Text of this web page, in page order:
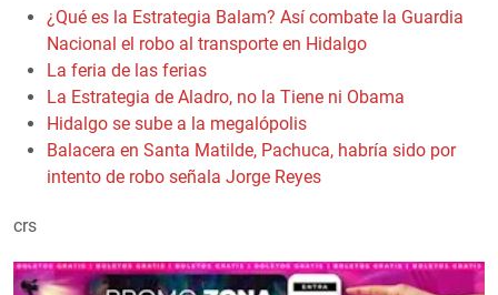
¿Qué es la Estrategia Balam? Así combate la Guardia
Nacional el robo al transporte en Hidalgo
La feria de las ferias
La Estrategia de Aladro, no la Tiene ni Obama
Hidalgo se sube a la megalópolis
Balacera en Santa Matilde, Pachuca, habría sido por
intento de robo señala Jorge Reyes
crs